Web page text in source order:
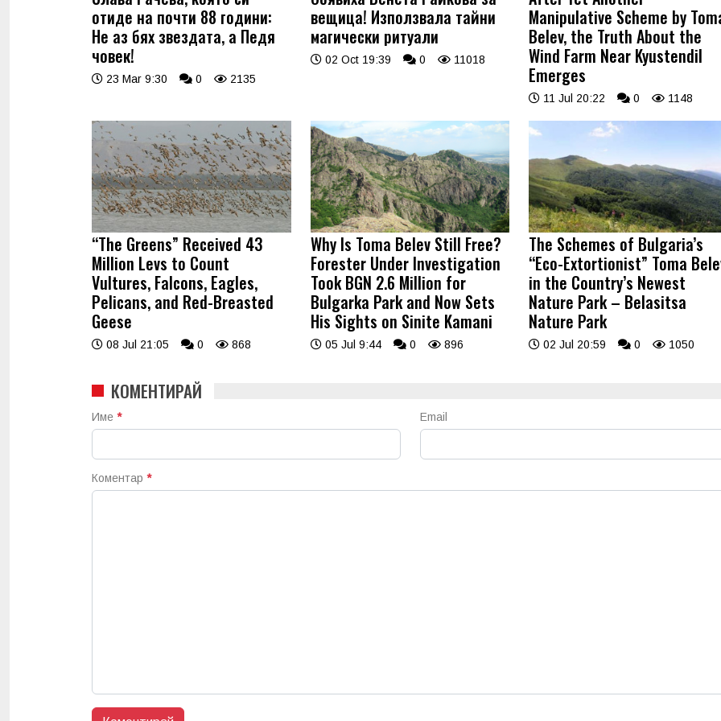
отиде на почти 88 години:
Не аз бях звездата, а Педя
човек!
23 Mar 9:30 0 2135
вещица! Използвала тайни
магически ритуали
02 Oct 19:39 0 11018
Manipulative Scheme by
Belev, the Truth About the
Wind Farm Near Kyustendil
Emerges
11 Jul 20:22 0 1148
“The Greens” Received 43
Million Levs to Count
Vultures, Falcons, Eagles,
Pelicans, and Red-Breasted
Geese
08 Jul 21:05 0 868
Why Is Toma Belev Still Free?
Forester Under Investigation
Took BGN 2.6 Million for
Bulgarka Park and Now Sets
His Sights on Sinite Kamani
05 Jul 9:44 0 896
The Schemes of Bulgaria’s
“Eco-Extortionist” Toma
in the Country’s Newest
Nature Park – Belasitsa
Nature Park
02 Jul 20:59 0 1050
КОМЕНТИРАЙ
Име * Email
Коментар *